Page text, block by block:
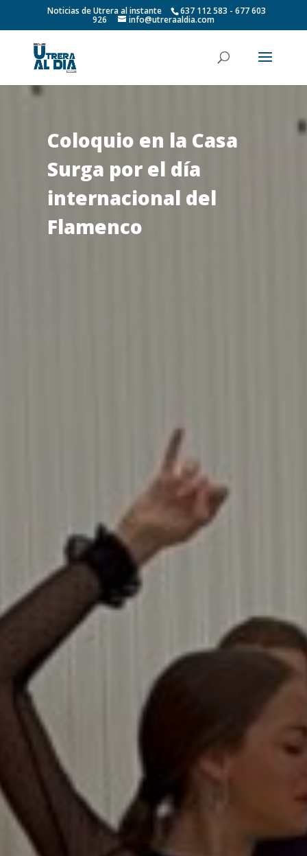
Noticias de Utrera al instante 637 112 583 - 677 603
926 info@utreraaldia.com
Coloquio en la Casa
Surga por el día
internacional del
Flamenco